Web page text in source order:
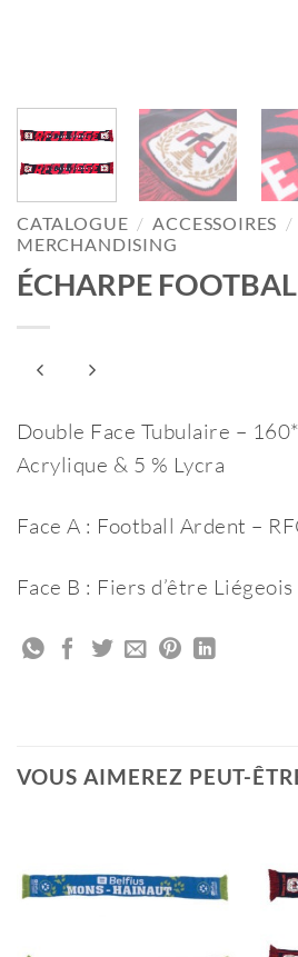
CATALOGUE / ACCESSOIRES /
MERCHANDISING
ÉCHARPE
Double Face Tubulaire –
Acrylique & 5 % Lycra
Face A : Football Ardent –
Face B : Fiers d’être
VOUS AIMEREZ PEUT-